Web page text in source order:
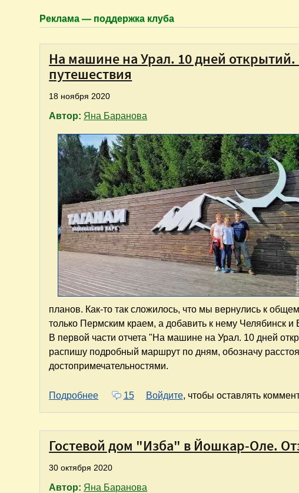
Реклама — поддержка клуба
На машине на Урал. 10 дней
путешествия
18 ноября 2020
Автор: Яна Баранова
планов. Как-то так сложилось, что мы вернулись к
только Пермским краем, а добавить к нему Челябинск и
В первой части отчета "На машине на Урал. 10 дней
распишу подробный маршрут по дням, обозначу
достопримечательностями.
Подробнее о На машине на Урал. 10 дней открытий.
15 Войдите, чтобы оставлять
Гостевой дом "Изба" в Йошкар-Оле.
30 октября 2020
Автор: Яна Баранова